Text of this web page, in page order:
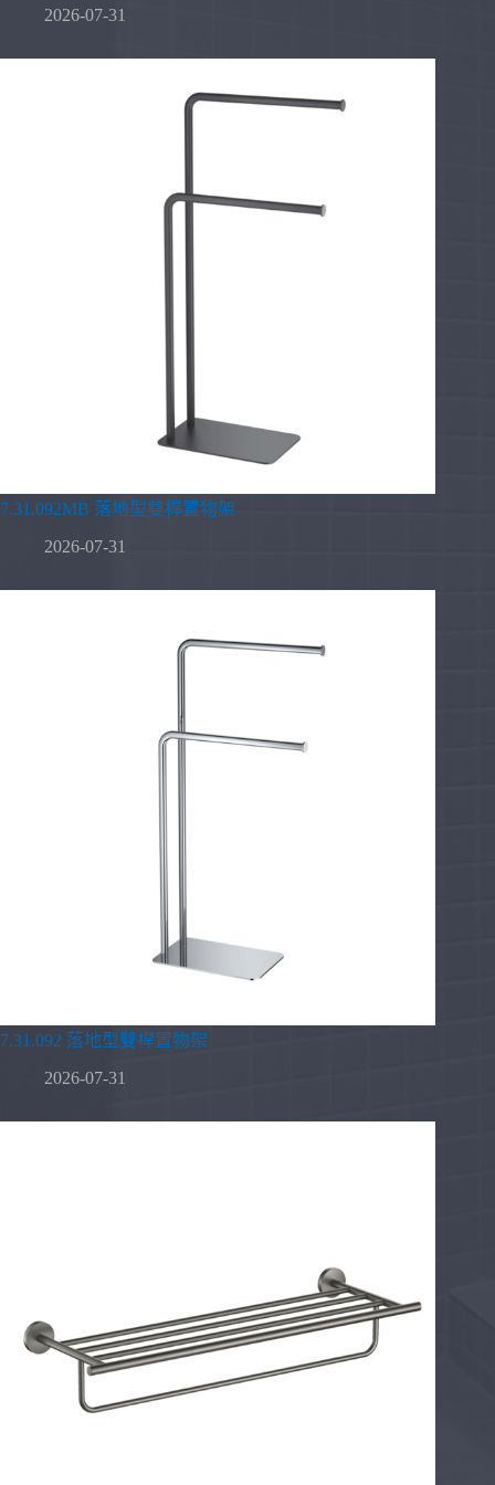
2026-07-31
7.31.092MB 落地型雙桿置物架
2026-07-31
7.31.092 落地型雙桿置物架
2026-07-31